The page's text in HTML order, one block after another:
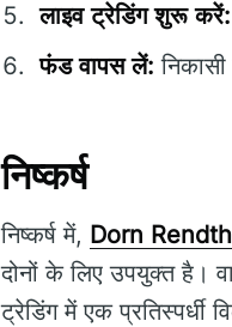
लाइव ट्रेडिंग शुरू करें:
फंड वापस लें:
निष्कर्ष
निष्कर्ष में, Dorn
दोनों के लिए उपयुक्त है।
ट्रेडिंग में एक